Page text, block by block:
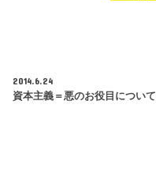
2014.6.24
資本主義＝悪のお役目について